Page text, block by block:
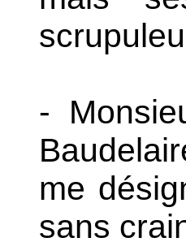
-
me
sans